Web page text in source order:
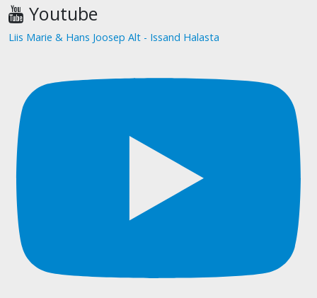
Youtube
Liis Marie & Hans Joosep Alt - Issand Halasta